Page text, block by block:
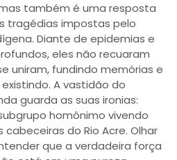
também é uma resposta
tragédias impostas pelo
Diante de epidemias e
eles não recuaram
uniram, fundindo memórias e
A vastidão do
guarda as suas ironias:
homônimo vivendo
do Rio Acre. Olhar
que a verdadeira força